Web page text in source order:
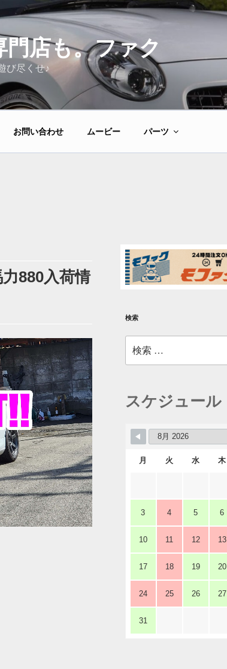
門店も。ファク
び尽くせ♪
お問い合わせ ムービー パーツ
880入荷情
検索
索:
スケジュール
月 火 水 木
3 4 5 6
10 11 12 13
17 18 19 20
24 25 26 27
31